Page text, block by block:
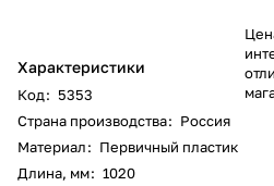
Характеристики
Код: 5353
Страна производства: Россия
Материал: Первичный пластик
Длина, мм: 1020